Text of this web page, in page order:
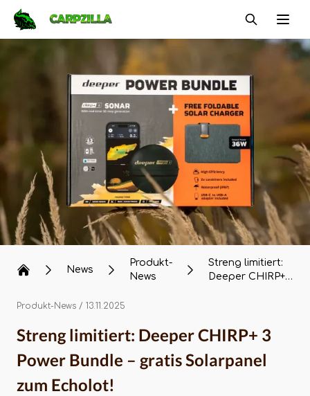
Carpzilla
News
Produkt-
News
Streng limitiert:
Deeper CHIRP+
Echolot!
Produkt-News / 13.11.2025
Streng limitiert: Deeper CHIRP+ 3
Power Bundle – gratis Solarpanel
zum Echolot!